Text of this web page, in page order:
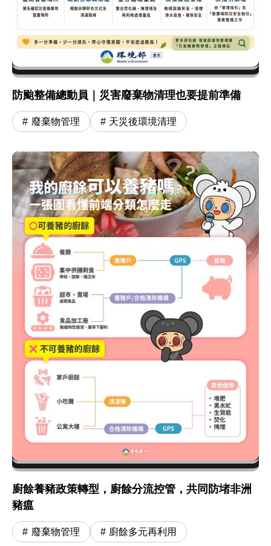
防颱整備總動員｜災害廢棄物清理也要提前準備
廢棄物管理 天災後環境清理
廚餘養豬政策轉型，廚餘分流控管，共同防堵非洲
豬瘟
廢棄物管理 廚餘多元再利用